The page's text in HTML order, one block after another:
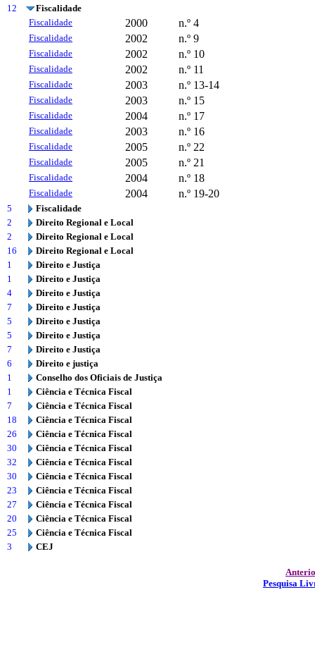
12
Fiscalidade
Fiscalidade
2000 n.º 4
Fiscalidade 2002 n.º 9
Fiscalidade 2002 n.º 10
Fiscalidade 2002 n.º 11
Fiscalidade 2003 n.º 13-14
Fiscalidade 2003 n.º 15
Fiscalidade 2004 n.º 17
Fiscalidade 2003 n.º 16
Fiscalidade 2005 n.º 22
Fiscalidade 2005 n.º 21
Fiscalidade 2004 n.º 18
Fiscalidade 2004 n.º 19-20
5
Fiscalidade
2
Direito Regional e Local
2
Direito Regional e Local
16
Direito Regional e Local
1
Direito e Justiça
1
Direito e Justiça
4
Direito e Justiça
7
Direito e Justiça
5
Direito e Justiça
5
Direito e Justiça
7
Direito e Justiça
6
Direito e justiça
1
Conselho dos Oficiais de Justiça
1
Ciência e Técnica Fiscal
7
Ciência e Técnica Fiscal
18
Ciência e Técnica Fiscal
26
Ciência e Técnica Fiscal
30
Ciência e Técnica Fiscal
32
Ciência e Técnica Fiscal
30
Ciência e Técnica Fiscal
23
Ciência e Técnica Fiscal
27
Ciência e Técnica Fiscal
20
Ciência e Técnica Fiscal
25
Ciência e Técnica Fiscal
3
CEJ
Pesquisa